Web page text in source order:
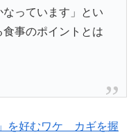
っています」とい
事のポイントとは
を好むワケ カギを握